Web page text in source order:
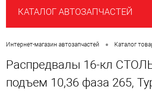
КАТАЛОГ АВТОЗАПЧАСТЕЙ
Интернет-магазин автозапчастей • Каталог
Распредвалы 16-кл
подъем 10,36 фаза 265,